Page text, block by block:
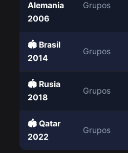
Alemania
2006
Grupos
🏟️ Brasil
2014
Grupos
🏟️ Rusia
2018
Grupos
🏟️ Qatar
2022
Grupos